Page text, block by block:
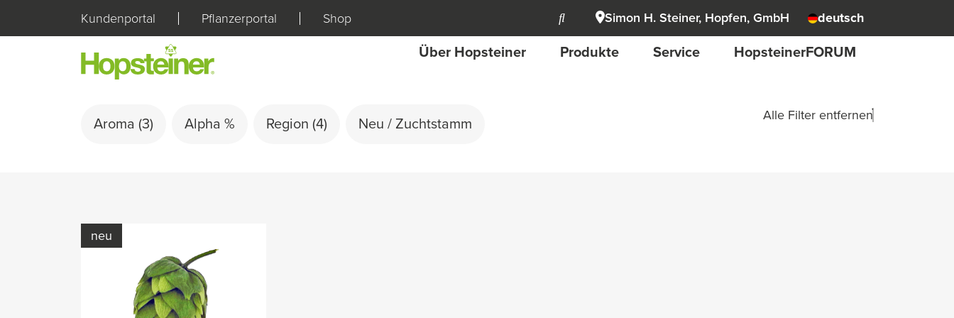
Kundenportal Pflanzerportal Shop Simon H. Steiner, Hopfen, GmbH deutsch
Über Hopsteiner Produkte Service HopsteinerFORUM
Aroma (3) Alpha % Region (4) Neu / Zuchtstamm
Alle Filter entfernen
neu